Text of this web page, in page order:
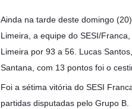
Ainda na tarde deste domingo
Limeira, a equipe do SESI/
Limeira por 93 a 56. Lucas
Santana, com 13 pontos foi o
Foi a sétima vitória do SESI
partidas disputadas pelo Grupo B.